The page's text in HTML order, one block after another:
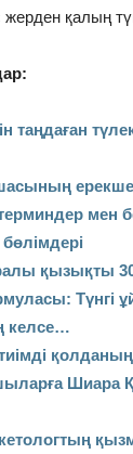
жерден қалың
таңдаған
мен
қызықты
Түнгі
келсе…
Шиара